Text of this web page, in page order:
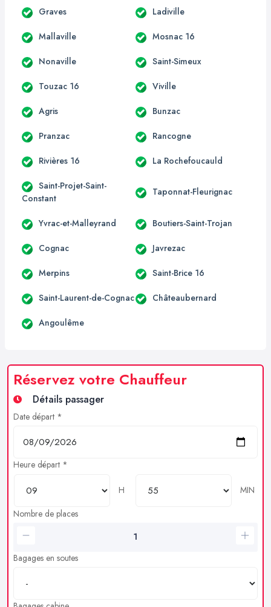
Graves Ladiville
Mallaville Mosnac 16
Nonaville Saint-Simeux
Touzac 16 Viville
Agris Bunzac
Pranzac Rancogne
Rivières 16 La Rochefoucauld
Saint-Projet-Saint-
Constant
Taponnat-Fleurignac
Yvrac-et-Malleyrand Boutiers-Saint-Trojan
Cognac Javrezac
Merpins Saint-Brice 16
Saint-Laurent-de-Cognac Châteaubernard
Angoulême
Réservez votre Chauffeur
Détails passager
Date départ *
Heure départ *
H
MIN
Nombre de places
Bagages en soutes